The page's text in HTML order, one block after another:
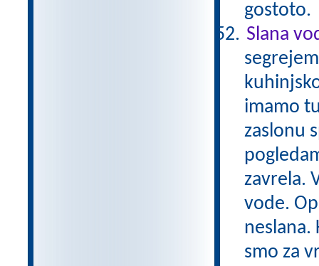
gostoto.
Slana
imamo
zaslonu
zavrela.
vode.
neslana.
smo za